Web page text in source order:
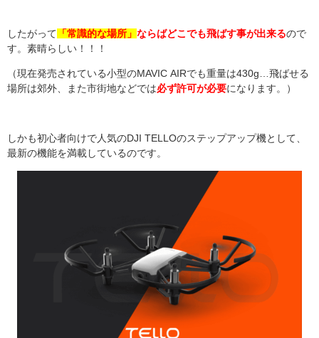
したがって 「常識的な場所」 ならばどこでも飛ばす事が出来るので
す。素晴らしい！！！
（現在発売されている小型のMAVIC AIRでも重量は430g… 飛ばせる
場所は郊外、また市街地などでは必ず許可が必要になります。）
しかも初心者向けで人気のDJI TELLOのステップアップ機として、
最新の機能を満載しているのです。